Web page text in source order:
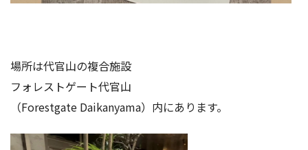
場所は代官山の複合施設
フォレストゲート代官山
（Forestgate Daikanyama）内にあります。